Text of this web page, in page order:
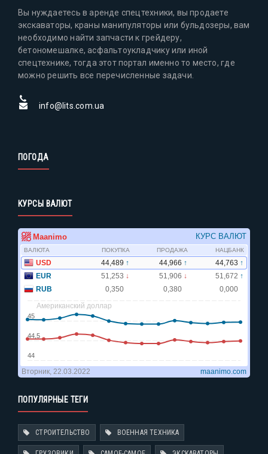
Вы нуждаетесь в аренде спецтехники, вы продаете
экскаваторы, краны манипуляторы или бульдозеры, вам
необходимо найти запчасти к грейдеру,
бетономешалке, асфальтоукладчику или иной
спецтехнике, тогда этот портал именно то место, где
можно решить все перечисленные задачи.
info@lits.com.ua
ПОГОДА
КУРСЫ ВАЛЮТ
ПОПУЛЯРНЫЕ ТЕГИ
СТРОИТЕЛЬСТВО ВОЕННАЯ ТЕХНИКА